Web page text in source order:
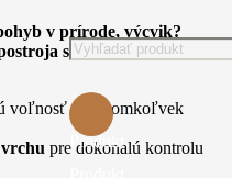
Produkt
v prírode, výcvik?
sme mysleli na
voľnosť pri akomkoľvek
pre dokonalú kontrolu